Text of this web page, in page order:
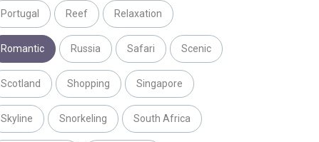
Portugal Reef Relaxation
Romantic Russia Safari Scenic
Scotland Shopping Singapore
Skyline Snorkeling South Africa